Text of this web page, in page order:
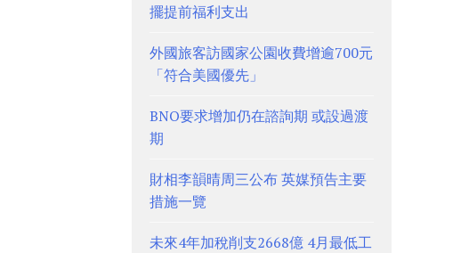
擺提前福利支出
外國旅客訪國家公園收費增逾700元
「符合美國優先」
BNO要求增加仍在諮詢期 或設過渡
期
財相李韻晴周三公布 英媒預告主要
措施一覽
未來4年加稅削支2668億 4月最低工